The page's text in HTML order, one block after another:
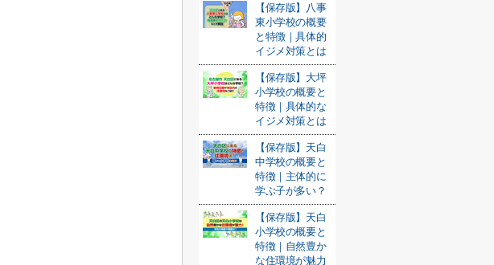
【保存版】八事
東小学校の概要
と特徴｜具体的
イジメ対策とは
【保存版】大坪
小学校の概要と
特徴｜具体的な
イジメ対策とは
【保存版】天白
中学校の概要と
特徴｜主体的に
学ぶ子が多い？
【保存版】天白
小学校の概要と
特徴｜自然豊か
な住環境が魅力